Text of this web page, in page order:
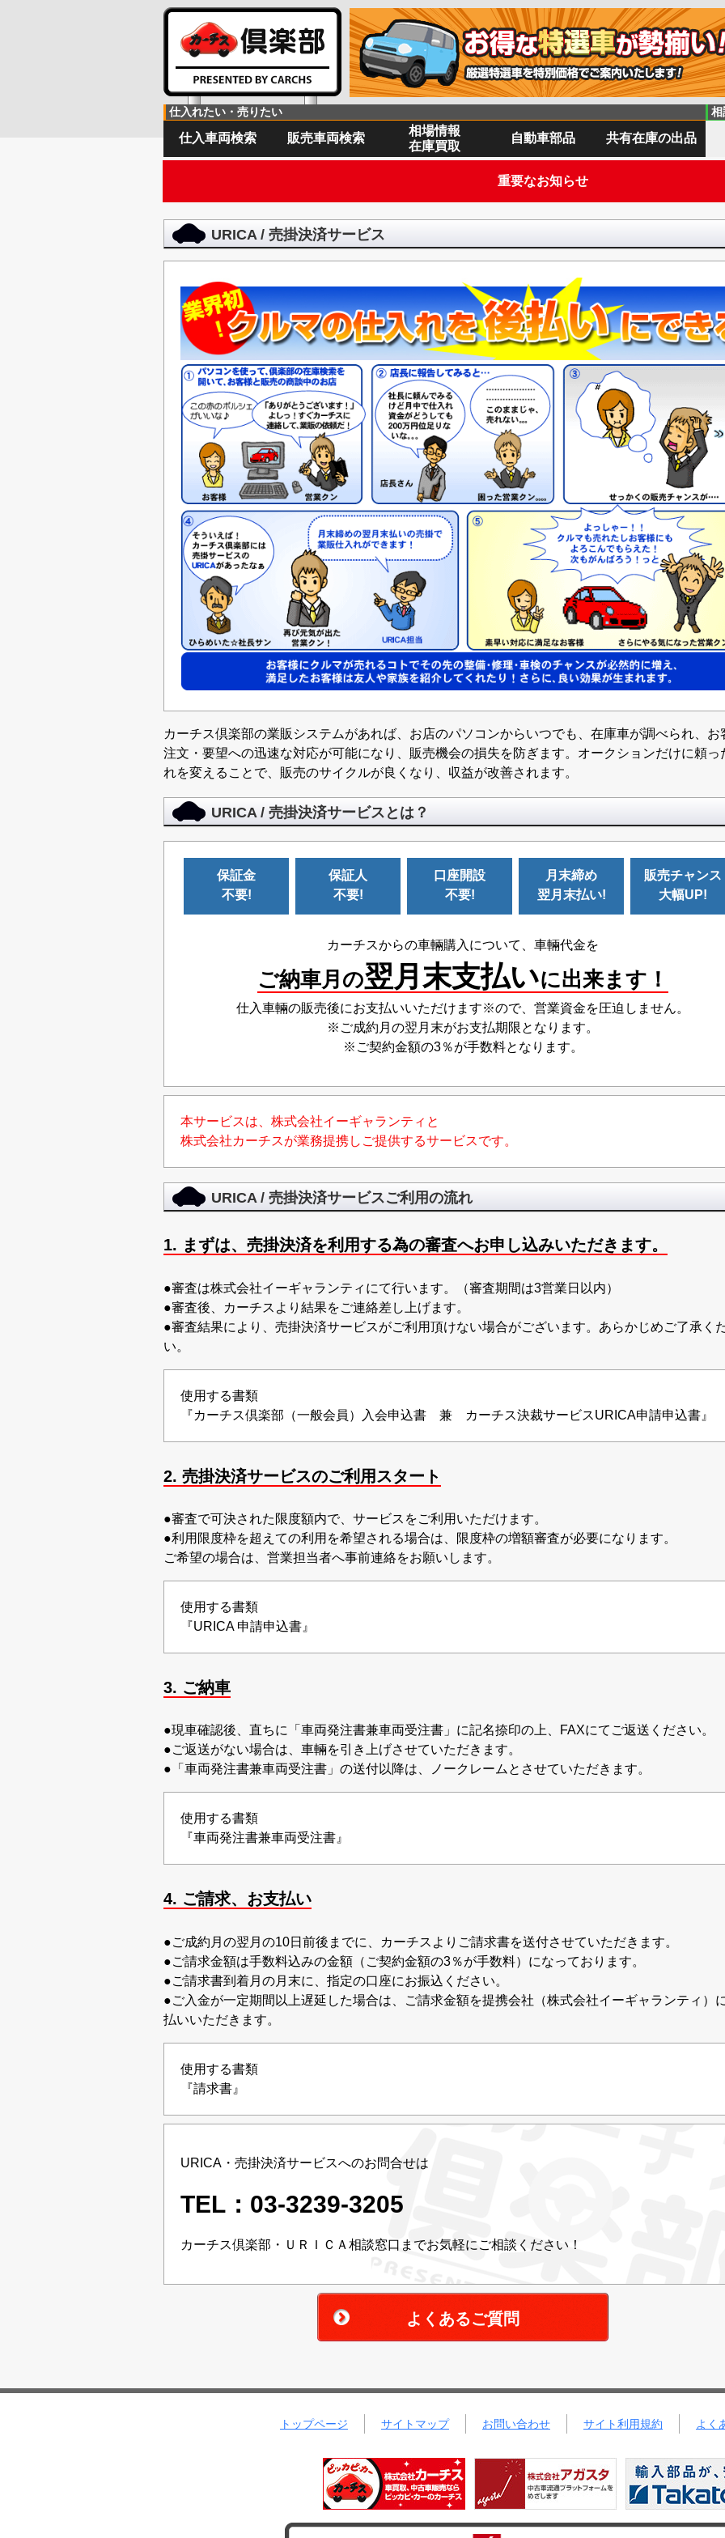
仕入れたい・売りたい 相
仕入車両検索 販売車両検索
相場情報
在庫買取
自動車部品 共有在庫の出品
重要なお知らせ
URICA / 売掛決済サービス
カーチス倶楽部の業販システムがあれば、お店のパソコンからいつでも、在庫車が調べられ、お
注文・要望への迅速な対応が可能になり、販売機会の損失を防ぎます。オークションだけに頼っ
れを変えることで、販売のサイクルが良くなり、収益が改善されます。
URICA / 売掛決済サービスとは？
保証金
不要!
保証人
不要!
口座開設
不要!
月末締め
翌月末払い!
販売チャンス
大幅UP!
カーチスからの車輛購入について、車輛代金を
ご納車月の翌月末支払いに出来ます！
仕入車輛の販売後にお支払いいただけます※ので、営業資金を圧迫しません。
※ご成約月の翌月末がお支払期限となります。
※ご契約金額の3％が手数料となります。
本サービスは、株式会社イーギャランティと
株式会社カーチスが業務提携しご提供するサービスです。
URICA / 売掛決済サービスご利用の流れ
1. まずは、売掛決済を利用する為の審査へお申し込みいただきます。
●審査は株式会社イーギャランティにて行います。（審査期間は3営業日以内）
●審査後、カーチスより結果をご連絡差し上げます。
●審査結果により、売掛決済サービスがご利用頂けない場合がございます。あらかじめご了承く
い。
使用する書類
『カーチス倶楽部（一般会員）入会申込書 兼 カーチス決裁サービスURICA申請申込書』
2. 売掛決済サービスのご利用スタート
●審査で可決された限度額内で、サービスをご利用いただけます。
●利用限度枠を超えての利用を希望される場合は、限度枠の増額審査が必要になります。
ご希望の場合は、営業担当者へ事前連絡をお願いします。
使用する書類
『URICA 申請申込書』
3. ご納車
●現車確認後、直ちに「車両発注書兼車両受注書」に記名捺印の上、FAXにてご返送ください。
●ご返送がない場合は、車輛を引き上げさせていただきます。
●「車両発注書兼車両受注書」の送付以降は、ノークレームとさせていただきます。
使用する書類
『車両発注書兼車両受注書』
4. ご請求、お支払い
●ご成約月の翌月の10日前後までに、カーチスよりご請求書を送付させていただきます。
●ご請求金額は手数料込みの金額（ご契約金額の3％が手数料）になっております。
●ご請求書到着月の月末に、指定の口座にお振込ください。
●ご入金が一定期間以上遅延した場合は、ご請求金額を提携会社（株式会社イーギャランティ）
払いいただきます。
使用する書類
『請求書』
URICA・売掛決済サービスへのお問合せは
TEL：03-3239-3205
カーチス倶楽部・ＵＲＩＣＡ相談窓口までお気軽にご相談ください！
よくあるご質問
トップページ サイトマップ お問い合わせ サイト利用規約 よく